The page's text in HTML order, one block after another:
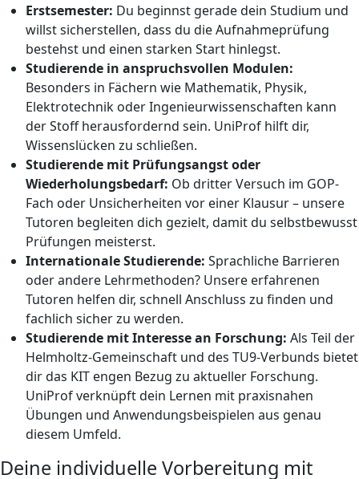
Erstsemester: Du beginnst gerade dein Studium und
willst sicherstellen, dass du die Aufnahmeprüfung
bestehst und einen starken Start hinlegst.
Studierende in anspruchsvollen Modulen:
Besonders in Fächern wie Mathematik, Physik,
Elektrotechnik oder Ingenieurwissenschaften kann
der Stoff herausfordernd sein. UniProf hilft dir,
Wissenslücken zu schließen.
Studierende mit Prüfungsangst oder
Wiederholungsbedarf: Ob dritter Versuch im GOP-
Fach oder Unsicherheiten vor einer Klausur – unsere
Tutoren begleiten dich gezielt, damit du selbstbewusst
Prüfungen meisterst.
Internationale Studierende: Sprachliche Barrieren
oder andere Lehrmethoden? Unsere erfahrenen
Tutoren helfen dir, schnell Anschluss zu finden und
fachlich sicher zu werden.
Studierende mit Interesse an Forschung: Als Teil der
Helmholtz-Gemeinschaft und des TU9-Verbunds bietet
dir das KIT engen Bezug zu aktueller Forschung.
UniProf verknüpft dein Lernen mit praxisnahen
Übungen und Anwendungsbeispielen aus genau
diesem Umfeld.
Deine individuelle Vorbereitung mit